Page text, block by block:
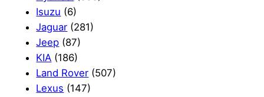
Isuzu (6)
Jaguar (281)
Jeep (87)
KIA (186)
Land Rover (507)
Lexus (147)